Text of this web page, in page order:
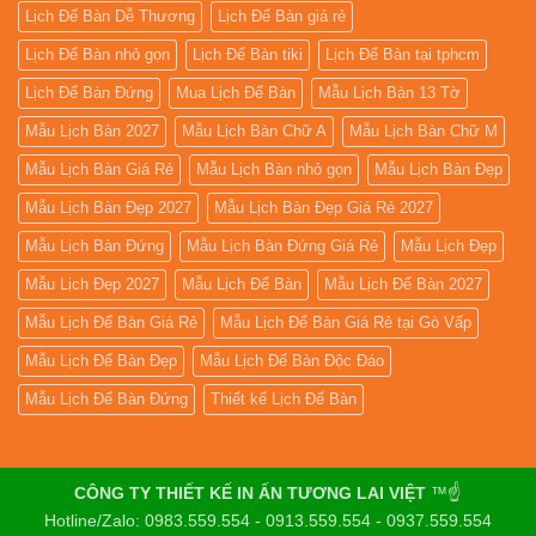
Lịch Để Bàn Dễ Thương Lịch Để Bàn giá rẻ
Lịch Để Bàn nhỏ gọn Lịch Để Bàn tiki Lịch Để Bàn tại tphcm
Lịch Để Bàn Đứng Mua Lịch Để Bàn Mẫu Lịch Bàn 13 Tờ
Mẫu Lịch Bàn 2027 Mẫu Lịch Bàn Chữ A Mẫu Lịch Bàn Chữ M
Mẫu Lịch Bàn Giá Rẻ Mẫu Lịch Bàn nhỏ gọn Mẫu Lịch Bàn Đẹp
Mẫu Lịch Bàn Đẹp 2027 Mẫu Lịch Bàn Đẹp Giá Rẻ 2027
Mẫu Lịch Bàn Đứng Mẫu Lịch Bàn Đứng Giá Rẻ Mẫu Lịch Đẹp
Mẫu Lịch Đẹp 2027 Mẫu Lịch Để Bàn Mẫu Lịch Để Bàn 2027
Mẫu Lịch Để Bàn Giá Rẻ Mẫu Lịch Để Bàn Giá Rẻ tại Gò Vấp
Mẫu Lịch Để Bàn Đẹp Mẫu Lịch Để Bàn Độc Đáo
Mẫu Lịch Để Bàn Đứng Thiết kế Lịch Để Bàn
CÔNG TY THIẾT KẾ IN ẤN TƯƠNG LAI VIỆT ™☝️
Hotline/Zalo: 0983.559.554 - 0913.559.554 - 0937.559.554